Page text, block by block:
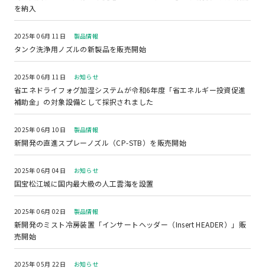
を納入
2025年 06月 11日 製品情報
タンク洗浄用ノズルの新製品を販売開始
2025年 06月 11日 お知らせ
省エネドライフォグ加湿システムが令和6年度「省エネルギー投資促進
補助金」の対象設備として採択されました
2025年 06月 10日 製品情報
新開発の直進スプレーノズル（CP-STB）を販売開始
2025年 06月 04日 お知らせ
国宝松江城に国内最大級の人工雲海を設置
2025年 06月 02日 製品情報
新開発のミスト冷房装置「インサートヘッダー（Insert HEADER）」販
売開始
2025年 05月 22日 お知らせ